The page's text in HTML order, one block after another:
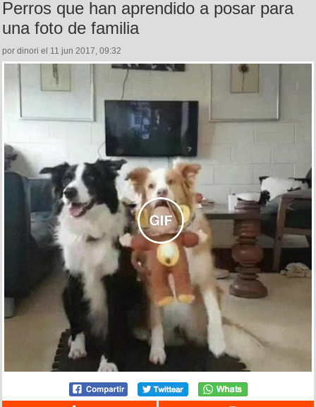
Perros que han aprendido a posar para
una foto de familia
por dinori el 11 jun 2017, 09:32